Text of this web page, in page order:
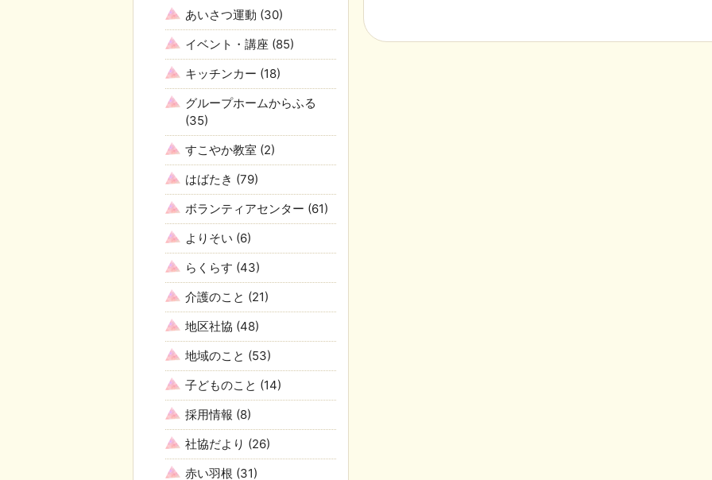
あいさつ運動 (30)
イベント・講座 (85)
キッチンカー (18)
グループホームからふる
(35)
すこやか教室 (2)
はばたき (79)
ボランティアセンター (61)
よりそい (6)
らくらす (43)
介護のこと (21)
地区社協 (48)
地域のこと (53)
子どものこと (14)
採用情報 (8)
社協だより (26)
赤い羽根 (31)